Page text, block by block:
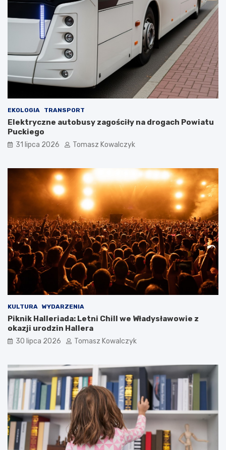
EKOLOGIA TRANSPORT
Elektryczne autobusy zagościły na drogach Powiatu
Puckiego
31 lipca 2026 Tomasz Kowalczyk
KULTURA WYDARZENIA
Piknik Halleriada: Letni Chill we Władysławowie z
okazji urodzin Hallera
30 lipca 2026 Tomasz Kowalczyk